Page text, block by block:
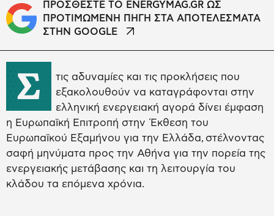
ΠΡΟΣΘΕΣΤΕ ΤΟ ENERGYMAG.GR ΩΣ
ΠΡΟΤΙΜΩΜΕΝΗ ΠΗΓΗ ΣΤΑ ΑΠΟΤΕΛΕΣΜΑΤΑ
ΣΤΗΝ GOOGLE
Σ
τις αδυναμίες και τις προκλήσεις που
εξακολουθούν να καταγράφονται στην
ελληνική ενεργειακή αγορά δίνει έμφαση
η Ευρωπαϊκή Επιτροπή στην Έκθεση του
Ευρωπαϊκού Εξαμήνου για την Ελλάδα, στέλνοντας
σαφή μηνύματα προς την Αθήνα για την πορεία της
ενεργειακής μετάβασης και τη λειτουργία του
κλάδου τα επόμενα χρόνια.